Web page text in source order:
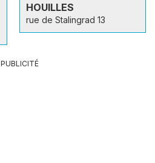
HOUILLES
rue de Stalingrad 13
PUBLICITÉ